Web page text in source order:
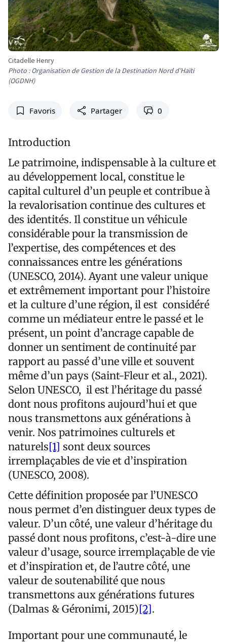
Citadelle Henry
Photo : Organisation de Gestion de la Destination Nord d’Haïti
(OGDNH)
Favoris Partager 0
Introduction
Le patrimoine, indispensable à la culture et
au développement local, constitue le
capital culturel d’un peuple et contribue à
la revalorisation continue des cultures et
des identités. Il constitue un véhicule
considérable pour la transmission de
l’expertise, des compétences et des
connaissances entre les générations
(UNESCO, 2014). Ayant une valeur unique
et extrêmement important pour l’histoire
et la culture d’une région, il est considéré
comme un médiateur entre le passé et le
présent, un point d’ancrage capable de
donner un sentiment de continuité par
rapport au passé d’une ville et souvent
même d’un pays (Saint-Fleur et al., 2021).
Selon UNESCO, il est l’héritage du passé
dont nous profitons aujourd’hui et que
nous transmettons aux générations à
venir. Nos patrimoines culturels et
naturels[1] sont deux sources
irremplaçables de vie et d’inspiration
(UNESCO, 2008).
Cette définition proposée par l’UNESCO
nous permet d’en distinguer deux types de
valeur. D’un côté, une valeur d’héritage du
passé dont nous profitons, c’est-à-dire une
valeur d’usage, source irremplaçable de vie
et d’inspiration et, de l’autre côté, une
valeur de soutenabilité que nous
transmettons aux générations futures
(Dalmas & Géronimi, 2015)[2].
Important pour une communauté, le